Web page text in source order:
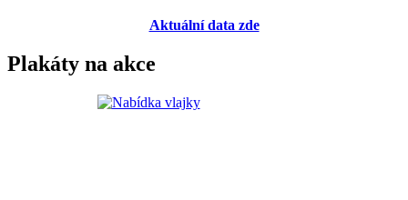
Aktuální data zde
Plakáty na akce